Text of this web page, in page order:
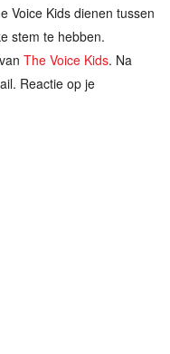
Voice Kids dienen tussen
stem te hebben.
van The Voice Kids. Na
Reactie op je